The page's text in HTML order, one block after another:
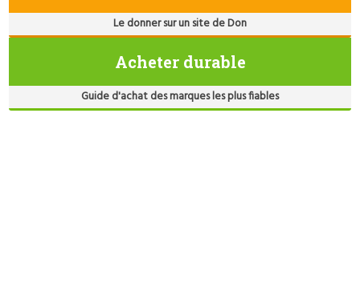
Le donner sur un site de Don
Acheter durable
Guide d'achat des marques les plus fiables